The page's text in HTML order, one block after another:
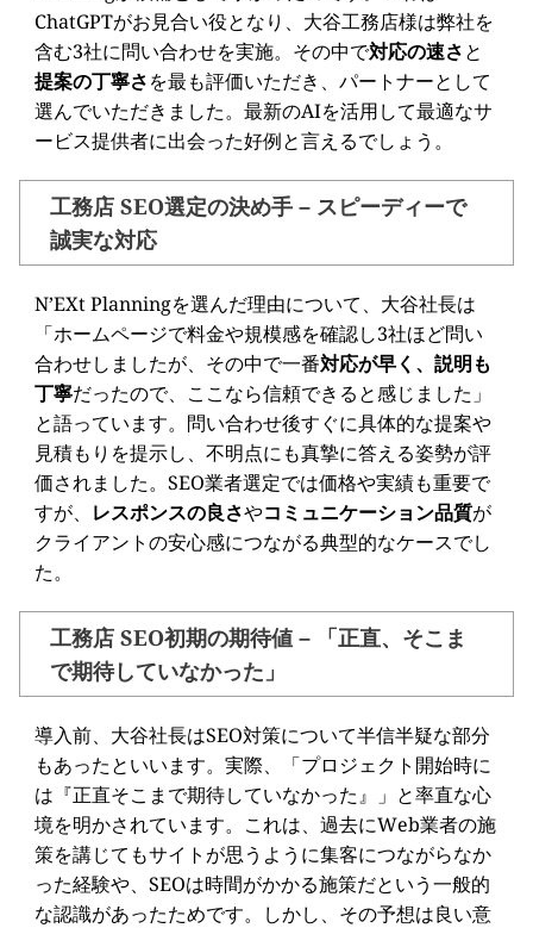
ChatGPTがお見合い役となり、大谷工務店様は弊社を
含む3社に問い合わせを実施。その中で対応の速さと
提案の丁寧さを最も評価いただき、パートナーとして
選んでいただきました。最新のAIを活用して最適なサ
ービス提供者に出会った好例と言えるでしょう。
工務店 SEO選定の決め手 – スピーディーで
誠実な対応
N’EXt Planningを選んだ理由について、大谷社長は
「ホームページで料金や規模感を確認し3社ほど問い
合わせしましたが、その中で一番対応が早く、説明も
丁寧だったので、ここなら信頼できると感じました」
と語っています。問い合わせ後すぐに具体的な提案や
見積もりを提示し、不明点にも真摯に答える姿勢が評
価されました。SEO業者選定では価格や実績も重要で
すが、 レスポンスの良さやコミュニケーション品質が
クライアントの安心感につながる典型的なケースでし
た。
工務店 SEO初期の期待値 – 「正直、そこま
で期待していなかった」
導入前、大谷社長はSEO対策について半信半疑な部分
もあったといいます。実際、「プロジェクト開始時に
は『正直そこまで期待していなかった』」と率直な心
境を明かされています。これは、過去にWeb業者の施
策を講じてもサイトが思うように集客につながらなか
った経験や、SEOは時間がかかる施策だという一般的
な認識があったためです。しかし、その予想は良い意